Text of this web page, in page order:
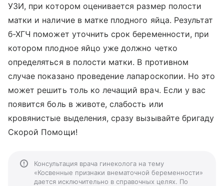
УЗИ, при котором оценивается размер полости
матки и наличие в матке плодного яйца. Результат
б-ХГЧ поможет уточнить срок беременности, при
котором плодное яйцо уже должно четко
определяться в полости матки. В противном
случае показано проведение лапароскопии. Но это
может решить толь ко лечащий врач. Если у вас
появится боль в животе, слабость или
кровянистые выделения, сразу вызывайте бригаду
Скорой Помощи!
Консультация врача гинеколога на тему
«Косвенные признаки внематочной беременности»
дается исключительно в справочных целях. По